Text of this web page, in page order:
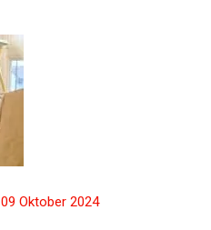
09 Oktober 2024